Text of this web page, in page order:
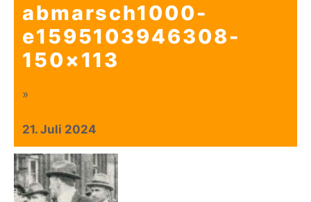
abmarsch1000-
e1595103946308-
150×113
»
21. Juli 2024